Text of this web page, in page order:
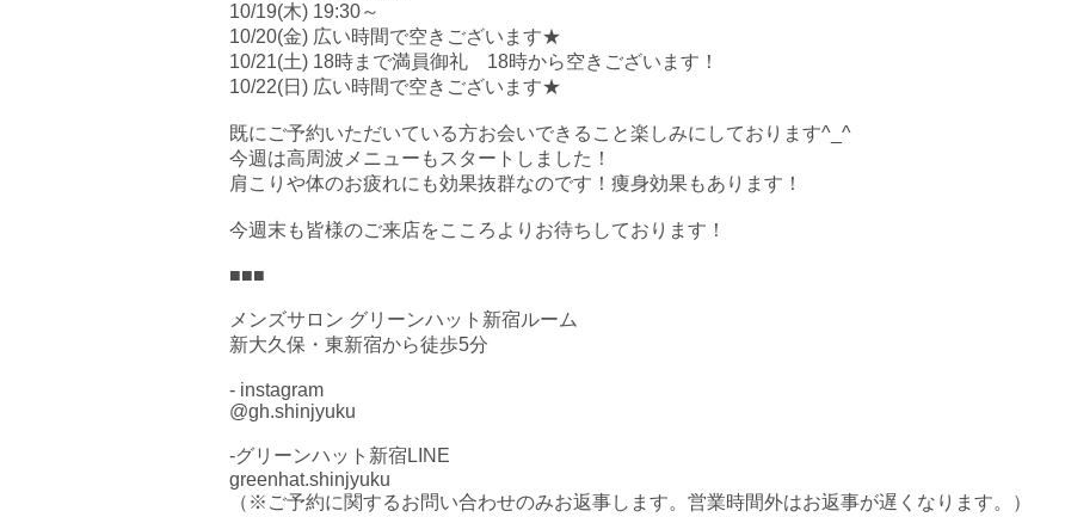
10/19(木) 19:30～
10/20(金) 広い時間で空きございます★
10/21(土) 18時まで満員御礼 18時から空きございます！
10/22(日) 広い時間で空きございます★
既にご予約いただいている方お会いできること楽しみにしております^_^
今週は高周波メニューもスタートしました！
肩こりや体のお疲れにも効果抜群なのです！痩身効果もあります！
今週末も皆様のご来店をこころよりお待ちしております！
■■■
メンズサロン グリーンハット新宿ルーム
新大久保・東新宿から徒歩5分
- instagram
@gh.shinjyuku
-グリーンハット新宿LINE
greenhat.shinjyuku
（※ご予約に関するお問い合わせのみお返事します。営業時間外はお返事が遅くなります。）